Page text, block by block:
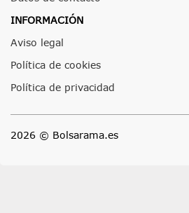
INFORMACIÓN
Aviso legal
Política de cookies
Política de privacidad
2026 © Bolsarama.es